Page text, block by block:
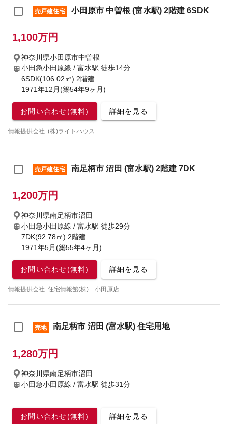
売戸建住宅 小田原市 中曽根 (富水駅) 2階建 6SDK
1,100万円
神奈川県小田原市中曽根
小田急小田原線 / 富水駅 徒歩14分
6SDK(106.02㎡) 2階建
1971年12月(築54年9ヶ月)
お問い合わせ(無料) 詳細を見る
情報提供会社: (株)ライトハウス
売戸建住宅 南足柄市 沼田 (富水駅) 2階建 7DK
1,200万円
神奈川県南足柄市沼田
小田急小田原線 / 富水駅 徒歩29分
7DK(92.78㎡) 2階建
1971年5月(築55年4ヶ月)
お問い合わせ(無料) 詳細を見る
情報提供会社: 住宅情報館(株) 小田原店
売地 南足柄市 沼田 (富水駅) 住宅用地
1,280万円
神奈川県南足柄市沼田
小田急小田原線 / 富水駅 徒歩31分
お問い合わせ(無料) 詳細を見る